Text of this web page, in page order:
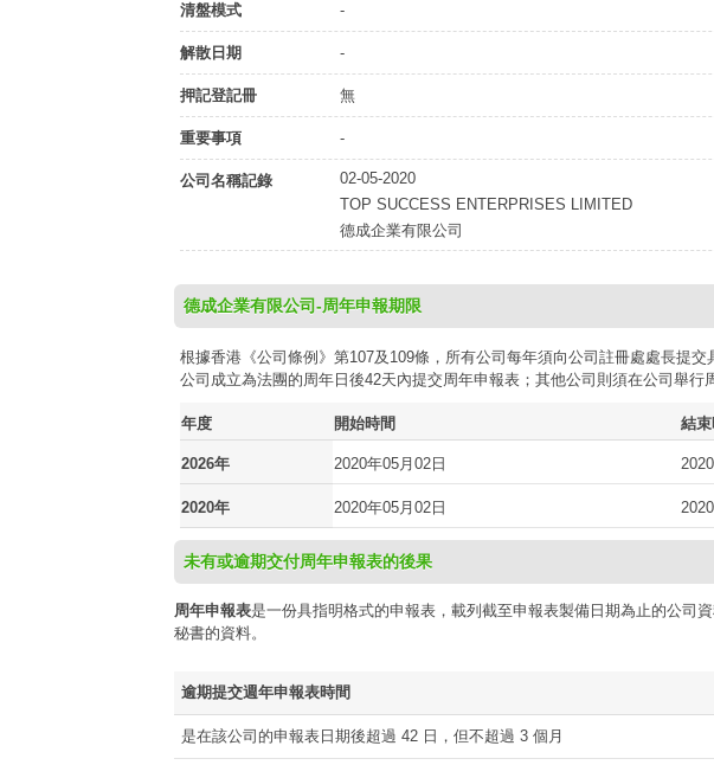
清盤模式 -
解散日期 -
押記登記冊 無
重要事項 -
公司名稱記錄
02-05-2020
TOP SUCCESS ENTERPRISES LIMITED
德成企業有限公司
德成企業有限公司-周年申報期限
根據香港《公司條例》第107及109條，所有公司每年須向公司註冊處處長提
公司成立為法團的周年日後42天內提交周年申報表；其他公司則須在公司舉行
年度 開始時間 結束
2026年 2020年05月02日
2020年 2020年05月02日
未有或逾期交付周年申報表的後果
周年申報表是一份具指明格式的申報表，載列截至申報表製備日期為止的公司
秘書的資料。
逾期提交週年申報表時間
是在該公司的申報表日期後超過 42 日，但不超過 3 個月